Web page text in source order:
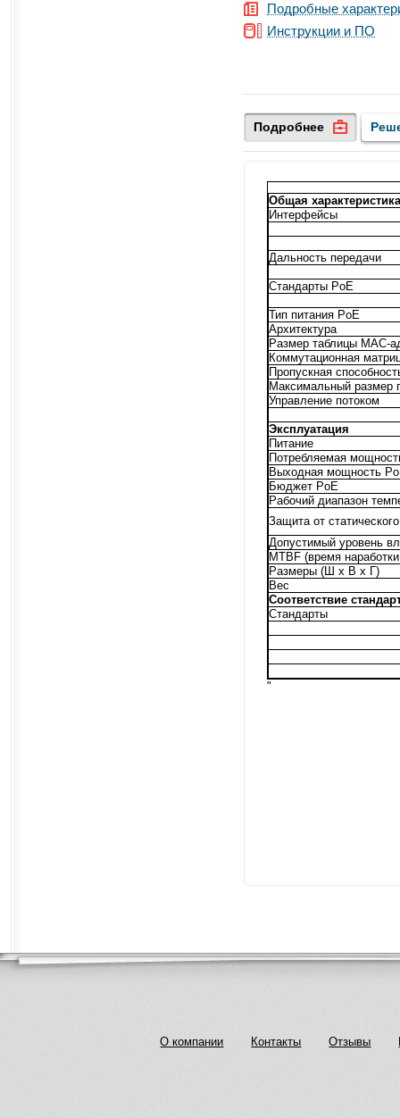
Подробные
Инструкции и ПО
Подробнее
Общая характеристика
Интерфейсы
Дальность передачи
Cтандарты PoE
Тип питания PoE
Архитектура
Размер таблицы MAC-
Коммутационная
Пропускная
Максимальный размер
Управление потоком
Эксплуатация
Питание
Потребляемая
Выходная мощность
Бюджет PoE
Рабочий диапазон
Защита от
Допустимый уровень
MTBF (время
Размеры (Ш х В х Г)
Вес
Соответствие
Стандарты
"
О компании Контакты Отзывы